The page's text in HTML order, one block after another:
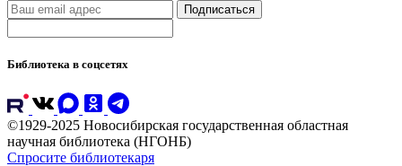
Подписаться
Библиотека в соцсетях
©1929-2025 Новосибирская государственная областная
научная библиотека (НГОНБ)
Спросите библиотекаря